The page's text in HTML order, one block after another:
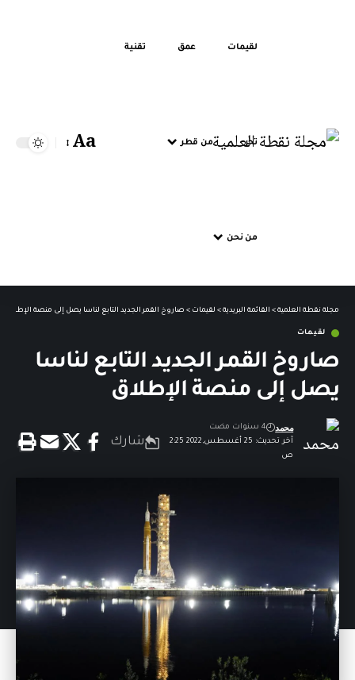
لقيمات عمق تقنية
تحر من قطر
من نحن
Aa
مجلة نقطة العلمية > القائمة البريدية > لقيمات > صاروخ القمر الجديد التابع لناسا يصل إلى منصة الإطلاق
لقيمات
صاروخ القمر الجديد التابع لناسا
يصل إلى منصة الإطلاق
آخر تحديث: 25 أغسطس,2022 2:25
ص
محمد 4 سنوات مضت
شارك